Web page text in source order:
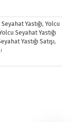
Yastığı, Yolcu
Seyahat Yastığı
Yastığı Satışı,